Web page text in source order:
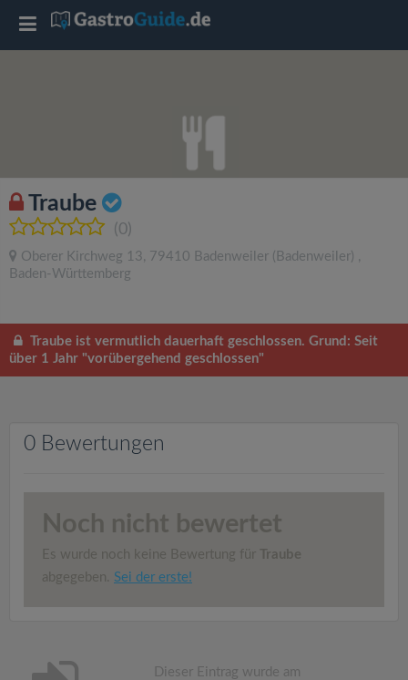
Traube
(0)
Oberer Kirchweg 13, 79410 Badenweiler (Badenweiler) ,
Baden-Württemberg
Traube ist vermutlich dauerhaft geschlossen. Grund: Seit
über 1 Jahr "vorübergehend geschlossen"
0 Bewertungen
Noch nicht bewertet
Es wurde noch keine Bewertung für
Traube
abgegeben. Sei der erste!
Dieser Eintrag wurde am
T
l
e
a